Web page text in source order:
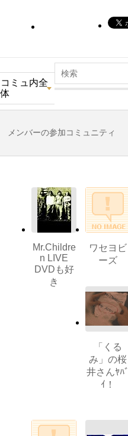
コミュ内全
体
メンバーの参加コミュニティ
Mr.Childre
n LIVE
DVDも好
き
ワセヨビ
ーズ
「くる
み」の桜
井さんﾔﾊﾞ
ｲ！